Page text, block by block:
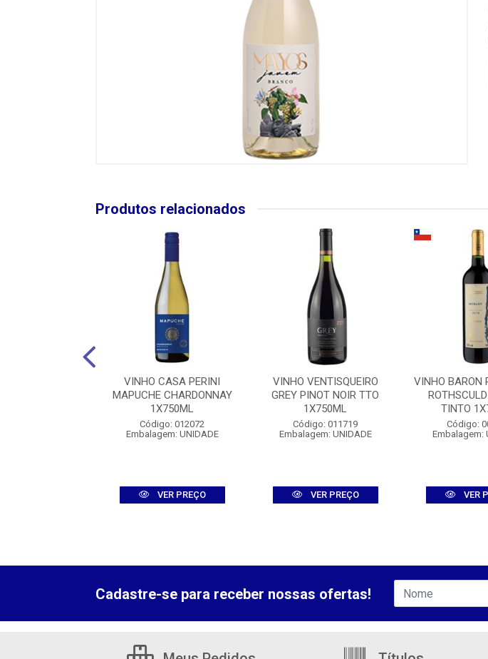
Produtos relacionados
VINHO CASA PERINI
MAPUCHE CHARDONNAY
1X750ML
Código: 012072
Embalagem: UNIDADE
VER PREÇO
VINHO VENTISQUEIRO
GREY PINOT NOIR TTO
1X750ML
Código: 011719
Embalagem: UNIDADE
VER PREÇO
VINHO BARON
TINTO
Código:
Embalagem:
VER
Cadastre-se para receber nossas ofertas!